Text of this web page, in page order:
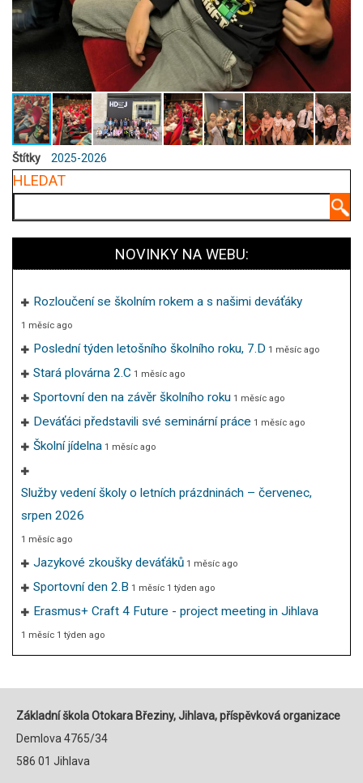
Štítky 2025-2026
HLEDAT
NOVINKY NA WEBU:
Rozloučení se školním rokem a s našimi deváťáky
1 měsíc ago
Poslední týden letošního školního roku, 7.D 1 měsíc ago
Stará plovárna 2.C 1 měsíc ago
Sportovní den na závěr školního roku 1 měsíc ago
Deváťáci představili své seminární práce 1 měsíc ago
Školní jídelna 1 měsíc ago
Služby vedení školy o letních prázdninách – červenec,
srpen 2026
1 měsíc ago
Jazykové zkoušky deváťáků 1 měsíc ago
Sportovní den 2.B 1 měsíc 1 týden ago
Erasmus+ Craft 4 Future - project meeting in Jihlava
1 měsíc 1 týden ago
Základní škola Otokara Březiny, Jihlava, příspěvková organizace
Demlova 4765/34
586 01 Jihlava